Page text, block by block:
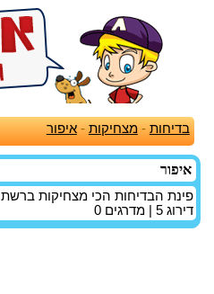
בדיחות -מצחיקות -איפור
איפור
פינת הבדיחות הכי מצחיקות ברשת
דירוג 5 | מדרגים 0